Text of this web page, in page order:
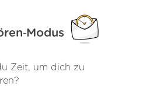
Zeit, um dich zu